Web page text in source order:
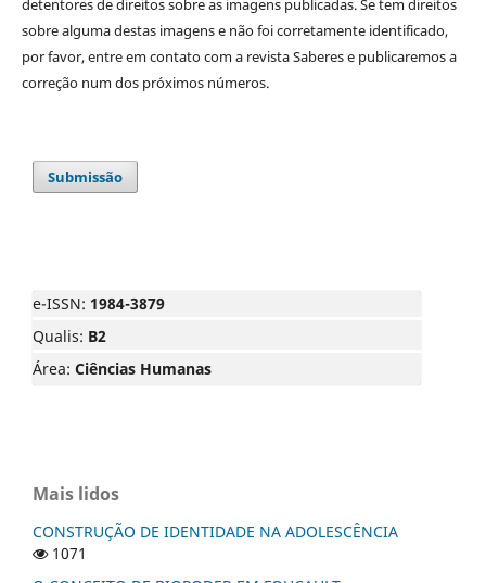
detentores de direitos sobre as imagens publicadas. Se tem direitos
sobre alguma destas imagens e não foi corretamente identificado,
por favor, entre em contato com a revista Saberes e publicaremos a
correção num dos próximos números.
Submissão
e-ISSN: 1984-3879
Qualis: B2
Área: Ciências Humanas
Mais lidos
CONSTRUÇÃO DE IDENTIDADE NA ADOLESCÊNCIA
1071